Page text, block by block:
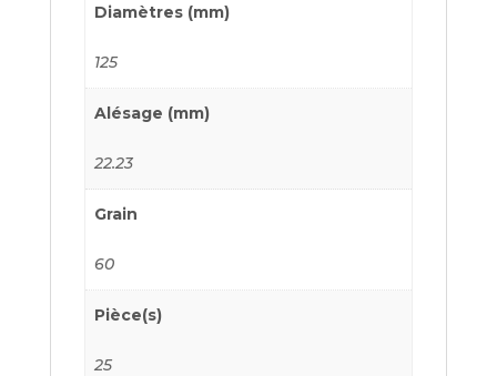
Diamètres (mm)
125
Alésage (mm)
22.23
Grain
60
Pièce(s)
25